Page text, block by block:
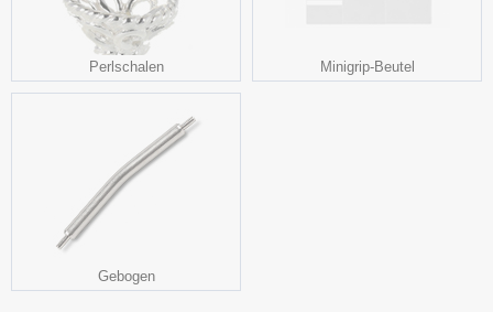
Perlschalen Minigrip-Beutel
Gebogen